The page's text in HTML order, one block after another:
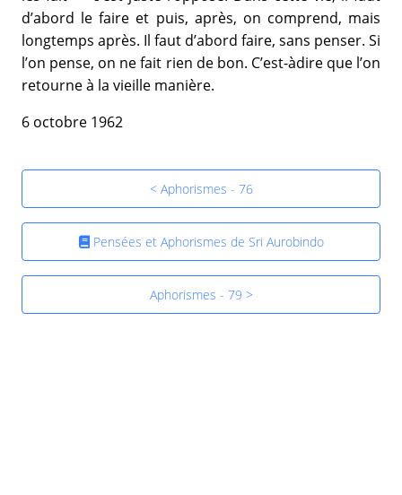
d’abord le faire et puis, après, on comprend, mais
longtemps après. Il faut d’abord faire, sans penser. Si
l’on pense, on ne fait rien de bon. C’est-àdire que l’on
retourne à la vieille manière.
6 octobre 1962
< Aphorismes - 76
Pensées et Aphorismes de Sri Aurobindo
Aphorismes - 79 >